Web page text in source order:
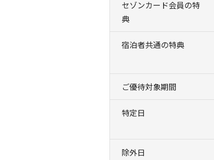
セゾンカード会員の特
典
宿泊者共通の特典
ご優待対象期間
特定日
除外日